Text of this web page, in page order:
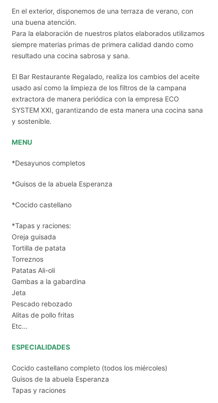
En el exterior, disponemos de una terraza de verano, con
una buena atención.
Para la elaboración de nuestros platos elaborados utilizamos
siempre materias primas de primera calidad dando como
resultado una cocina sabrosa y sana.
El Bar Restaurante Regalado, realiza los cambios del aceite
usado así como la limpieza de los filtros de la campana
extractora de manera periódica con la empresa ECO
SYSTEM XXI, garantizando de esta manera una cocina sana
y sostenible.
MENU
*Desayunos completos
*Guisos de la abuela Esperanza
*Cocido castellano
*Tapas y raciones:
Oreja guisada
Tortilla de patata
Torreznos
Patatas Ali-oli
Gambas a la gabardina
Jeta
Pescado rebozado
Alitas de pollo fritas
Etc…
ESPECIALIDADES
Cocido castellano completo (todos los miércoles)
Guisos de la abuela Esperanza
Tapas y raciones